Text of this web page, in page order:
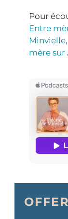
Pour
Entre
mère sur